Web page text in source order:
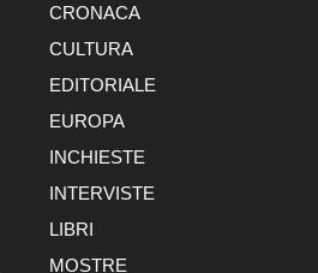
CRONACA
CULTURA
EDITORIALE
EUROPA
INCHIESTE
INTERVISTE
LIBRI
MOSTRE